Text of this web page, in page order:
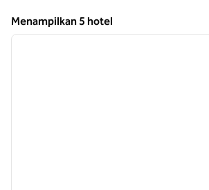
Menampilkan 5 hotel
Menampilkan 5 hotel
1 dari 12